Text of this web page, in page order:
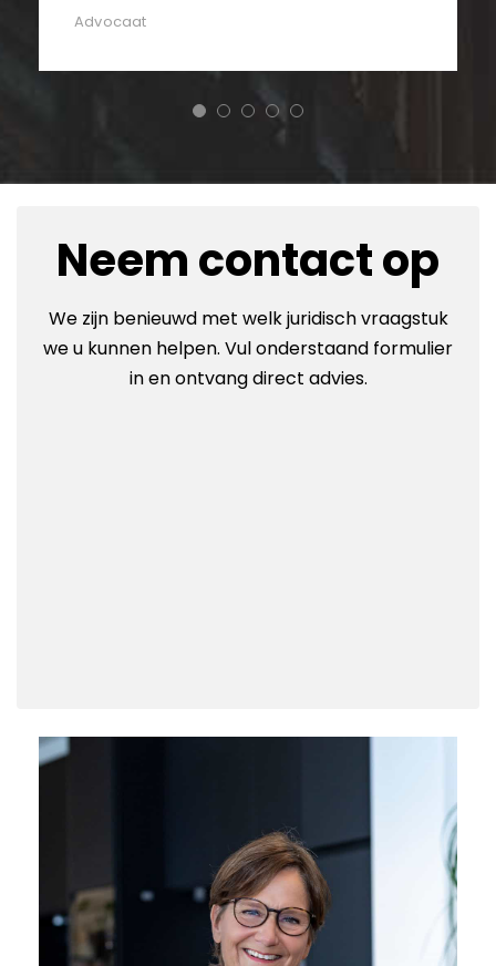
Advocaat
Neem contact op
We zijn benieuwd met welk juridisch vraagstuk
we u kunnen helpen. Vul onderstaand formulier
in en ontvang direct advies.